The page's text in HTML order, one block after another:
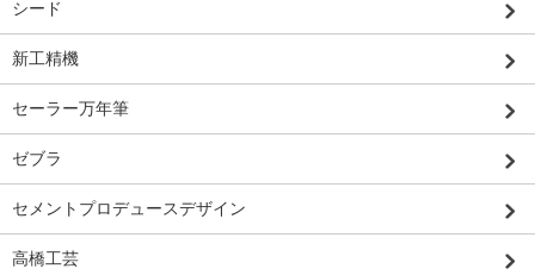
シード
新工精機
セーラー万年筆
ゼブラ
セメントプロデュースデザイン
高橋工芸